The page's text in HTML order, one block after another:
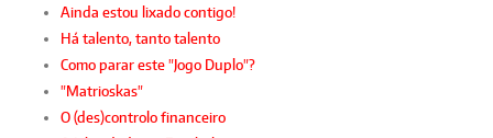
Ainda estou lixado contigo!
Há talento, tanto talento
Como parar este "Jogo Duplo"?
"Matrioskas"
O (des)controlo financeiro